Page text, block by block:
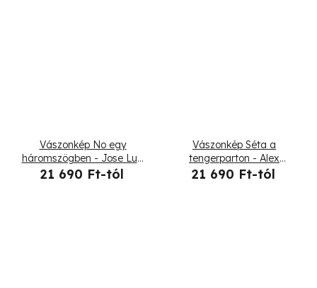
Vászonkép No egy
háromszögben - Jose Luis
Guerrero
21 690 Ft-tól
Vászonkép Séta a
tengerparton - Alex
Griffith
21 690 Ft-tól